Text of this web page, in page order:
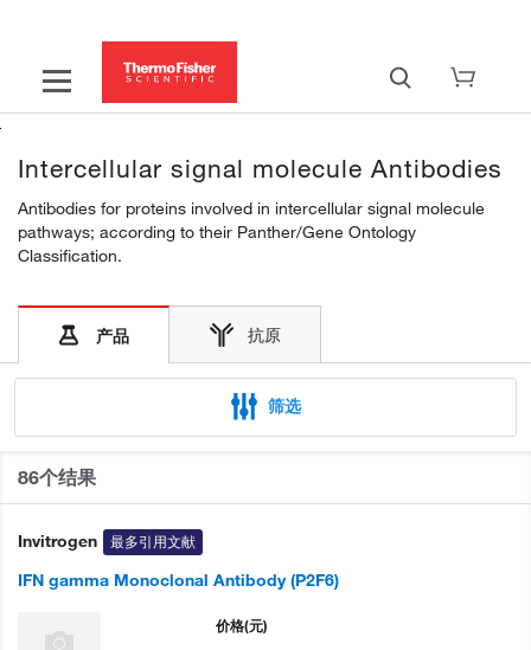
Intercellular signal molecule Antibodies
Antibodies for proteins involved in intercellular signal molecule
pathways; according to their Panther/Gene Ontology
Classification.
产品 抗原
筛选
86个结果
Invitrogen 最多引用文献
IFN gamma Monoclonal Antibody (P2F6)
价格(元)